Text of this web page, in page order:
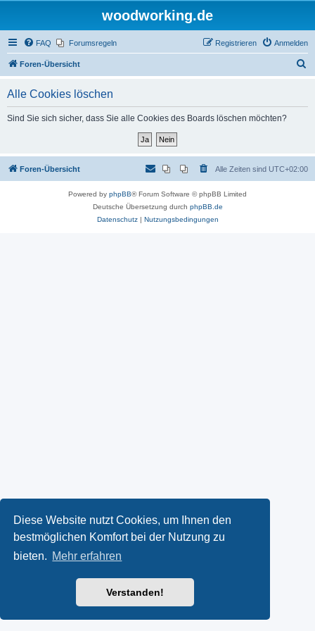
Diese Website nutzt Cookies, um Ihnen den
bestmöglichen Komfort bei der Nutzung zu
bieten. Mehr erfahren
Verstanden!
woodworking.de
FAQ Forumsregeln Anmelden
Registrieren
Foren-Übersicht
Alle Cookies löschen
Sind Sie sich sicher, dass Sie alle Cookies des Boards löschen möchten?
Foren-Übersicht Alle Zeiten sind UTC+02:00
Powered by phpBB® Forum Software © phpBB Limited
Deutsche Übersetzung durch phpBB.de
Datenschutz| Nutzungsbedingungen